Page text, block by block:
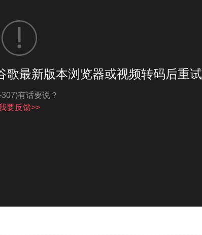
歌最新版本浏览器或视频转码后重试
有话要说？
要反馈>>